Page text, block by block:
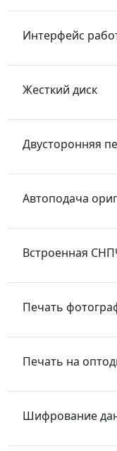
Интерфейс
Жесткий диск
Двусторонняя
Автоподача
Встроенная
Печать
Печать на
Шифрование